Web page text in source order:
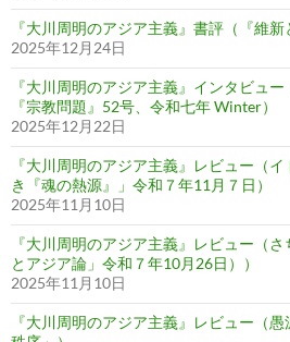
『大川周明のアジア主義』書評（『維新
2025年12月24日
『大川周明のアジア主義』インタビュー
『宗教問題』52号、令和七年 Winter）
2025年12月22日
『大川周明のアジア主義』レビュー（
き『魂の熱源』」令和７年11月７日）
2025年11月10日
『大川周明のアジア主義』レビュー（
とアジア論」令和７年10月26日））
2025年11月10日
『大川周明のアジア主義』レビュー（